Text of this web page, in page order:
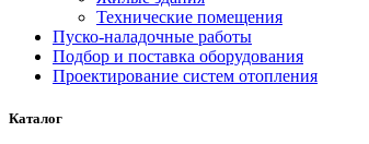
Технические помещения
Пуско-наладочные работы
Подбор и поставка оборудования
Проектирование систем отопления
Каталог